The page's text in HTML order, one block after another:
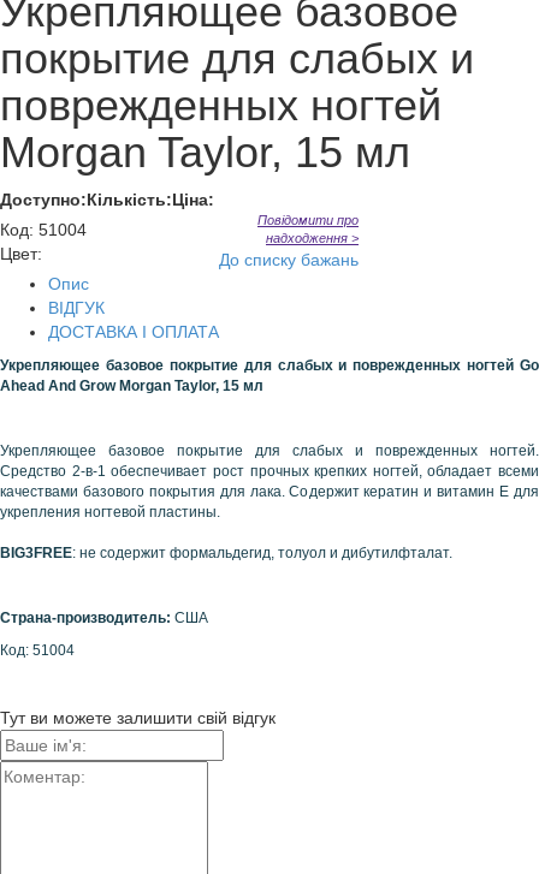
Укрепляющее базовое
покрытие для слабых и
поврежденных ногтей
Morgan Taylor, 15 мл
Доступно:Кількість:Ціна:
Код: 51004
Цвет:
Повідомити про
надходження >
До списку бажань
Опис
ВІДГУК
ДОСТАВКА І ОПЛАТА
Укрепляющее базовое покрытие для слабых и поврежденных ногтей Go
Ahead And Grow Morgan Taylor, 15 мл
Укрепляющее базовое покрытие для слабых и поврежденных ногтей.
Средство 2-в-1 обеспечивает рост прочных крепких ногтей, обладает всеми
качествами базового покрытия для лака. Содержит кератин и витамин Е для
укрепления ногтевой пластины.
BIG3FREE: не содержит формальдегид, толуол и дибутилфталат.
Страна-производитель: США
Код: 51004
Тут ви можете залишити свій відгук